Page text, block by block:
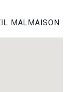
MALMAISON